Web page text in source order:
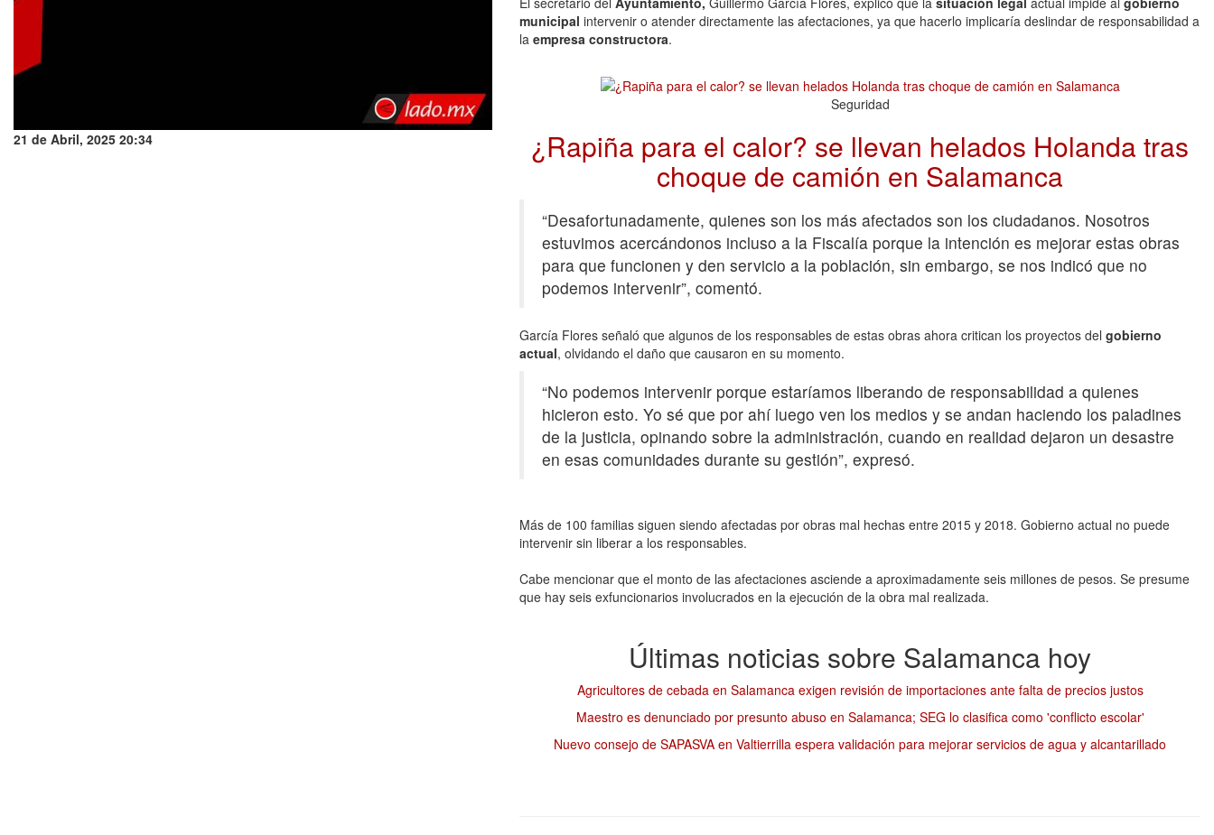
21 de Abril, 2025 20:34
municipal intervenir o atender directamente las afectaciones, ya que hacerlo implicaría deslindar de responsabilidad a
la empresa constructora.
Seguridad
¿Rapiña para el calor? se llevan helados Holanda tras
choque de camión en Salamanca
“Desafortunadamente, quienes son los más afectados son los ciudadanos. Nosotros
estuvimos acercándonos incluso a la Fiscalía porque la intención es mejorar estas obras
para que funcionen y den servicio a la población, sin embargo, se nos indicó que no
podemos intervenir”, comentó.
García Flores señaló que algunos de los responsables de estas obras ahora critican los proyectos del gobierno
actual, olvidando el daño que causaron en su momento.
“No podemos intervenir porque estaríamos liberando de responsabilidad a quienes
hicieron esto. Yo sé que por ahí luego ven los medios y se andan haciendo los paladines
de la justicia, opinando sobre la administración, cuando en realidad dejaron un desastre
en esas comunidades durante su gestión”, expresó.
Más de 100 familias siguen siendo afectadas por obras mal hechas entre 2015 y 2018. Gobierno actual no puede
intervenir sin liberar a los responsables.
Cabe mencionar que el monto de las afectaciones asciende a aproximadamente seis millones de pesos. Se presume
que hay seis exfuncionarios involucrados en la ejecución de la obra mal realizada.
Últimas noticias sobre Salamanca hoy
Agricultores de cebada en Salamanca exigen revisión de importaciones ante falta de precios justos
Maestro es denunciado por presunto abuso en Salamanca; SEG lo clasifica como 'conflicto escolar'
Nuevo consejo de SAPASVA en Valtierrilla espera validación para mejorar servicios de agua y alcantarillado